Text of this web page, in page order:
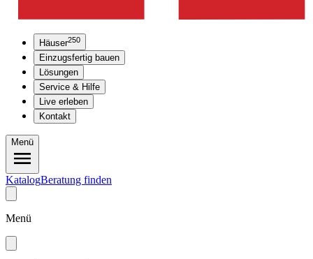
Häuser250
Einzugsfertig bauen
Lösungen
Service & Hilfe
Live erleben
Kontakt
Menü
KatalogBeratung finden
Menü